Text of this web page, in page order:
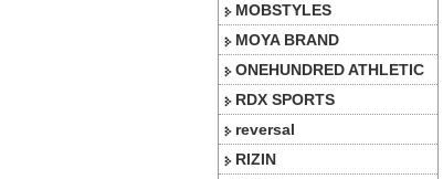
MOBSTYLES
MOYA BRAND
ONEHUNDRED ATHLETIC
RDX SPORTS
reversal
RIZIN